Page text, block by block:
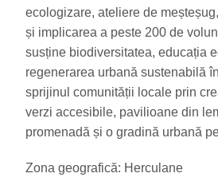
ecologizare, ateliere de
și implicarea a peste 200 de
susține biodiversitatea, educația
regenerarea urbană sustenabilă în
sprijinul comunității locale prin
verzi accesibile, pavilioane din
promenadă și o gradină urbană
Zona geografică: Herculane